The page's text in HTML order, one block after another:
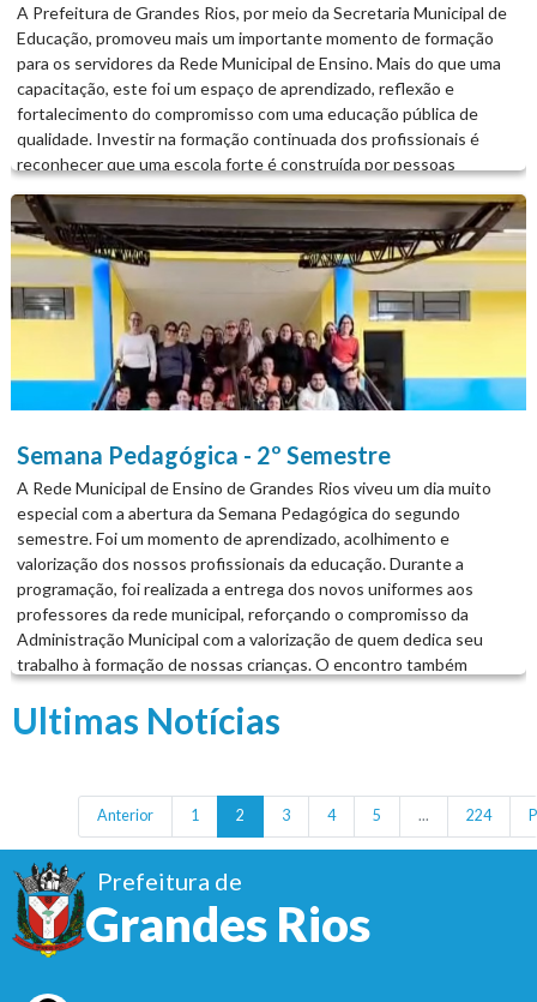
Ultimas Notícias
A Prefeitura de Grandes Rios, por meio da Secretaria Municipal de
Educação, promoveu mais um importante momento de formação
para os servidores da Rede Municipal de Ensino. Mais do que uma
capacitação, este foi um espaço de aprendizado, reflexão e
fortalecimento do compromisso com uma educação pública de
qualidade. Investir na formação continuada dos profissionais é
reconhecer que uma escola forte é construída por pessoas
dos nossos estudantes. Cada servidor desempenha um papel
essencial no ambiente escolar. Todos contribuem diariamente para
que nossas escolas sejam espaços de acolhimento, aprendizagem,
cuidado e desenvolvimento. Valorizar quem faz a educação
acontecer é investir no futuro das nossas crianças e adolescentes.
A dedicação de cada profissional fortalece a missão de oferecer um
ensino cada vez mais humano, eficiente e transformador para toda a
comunidade escolar. A Secretaria Municipal de Educação agradece
o empenho e a participação de todos os servidores, reafirmando o
compromisso de seguir investindo na formação continuada e na
valorização daqueles que fazem a diferença todos os dias em
nossas escolas....
Semana Pedagógica - 2º Semestre
A Rede Municipal de Ensino de Grandes Rios viveu um dia muito
especial com a abertura da Semana Pedagógica do segundo
semestre. Foi um momento de aprendizado, acolhimento e
valorização dos nossos profissionais da educação. Durante a
programação, foi realizada a entrega dos novos uniformes aos
professores da rede municipal, reforçando o compromisso da
Administração Municipal com a valorização de quem dedica seu
trabalho à formação de nossas crianças. O encontro também
com a psicanalista Liane Hardet, proporcionando reflexões
importantes para o desenvolvimento pessoal e profissional de toda
fortalecem a educação, ampliam conhecimentos e contribuem para
uma formação cada vez mais qualificada dos nossos profissionais. A
Prefeitura de Grandes Rios, por meio da Secretaria Municipal de
Educação, segue investindo na valorização dos servidores e na
construção de uma educação cada vez mais humana, acolhedora e
de qualidade para todos....
Anterior 1 2 3 4 5 ... 224
Prefeitura de
Grandes Rios